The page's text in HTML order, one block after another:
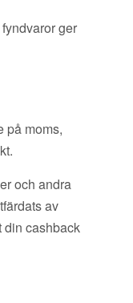
ger
på moms,
och andra
av
din cashback